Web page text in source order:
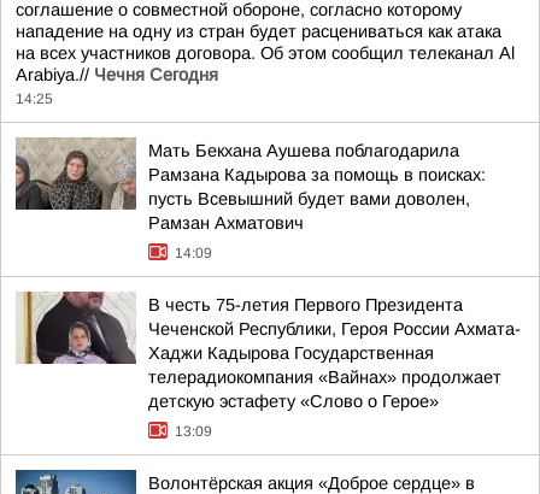
соглашение о совместной обороне, согласно которому
нападение на одну из стран будет расцениваться как атака
на всех участников договора. Об этом сообщил телеканал Al
Arabiya.// Чечня Сегодня
14:25
Мать Бекхана Аушева поблагодарила
Рамзана Кадырова за помощь в поисках:
пусть Всевышний будет вами доволен,
Рамзан Ахматович
14:09
В честь 75-летия Первого Президента
Чеченской Республики, Героя России Ахмата-
Хаджи Кадырова Государственная
телерадиокомпания «Вайнах» продолжает
детскую эстафету «Слово о Герое»
13:09
Волонтёрская акция «Доброе сердце» в